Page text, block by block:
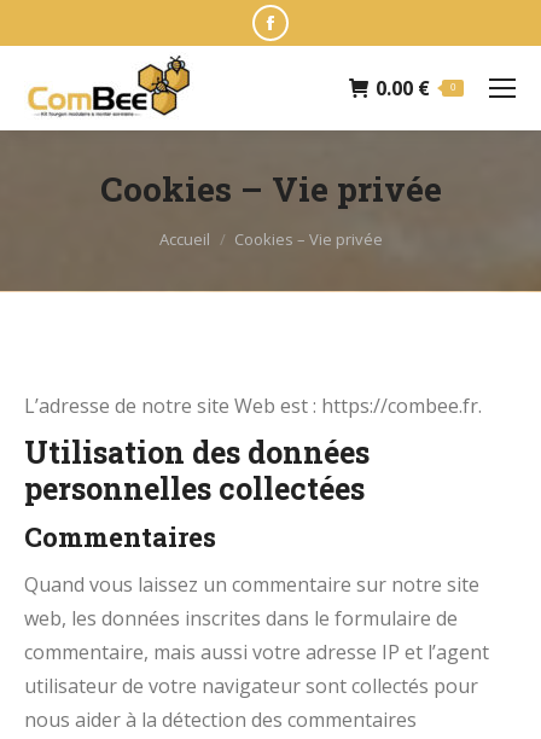
Facebook
in
window
0.00 € 0
Cookies – Vie privée
Vous êtes ici :
Accueil Cookies – Vie privée
L’adresse de notre site Web est : https://combee.fr.
Utilisation des données
personnelles collectées
Commentaires
Quand vous laissez un commentaire sur notre site
web, les données inscrites dans le formulaire de
commentaire, mais aussi votre adresse IP et l’agent
utilisateur de votre navigateur sont collectés pour
nous aider à la détection des commentaires